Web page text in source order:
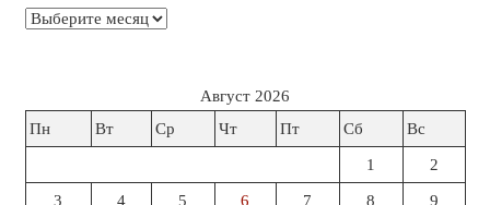
Архивы
Август 2026
Пн
Вт Ср Чт Пт Сб Вс
1 2
3 4 5 6 7 8 9